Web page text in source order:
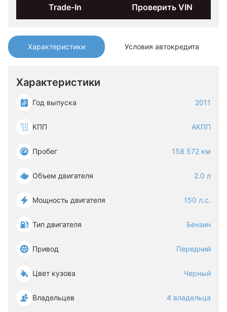
Характеристики Условия автокредита
Характеристики
Год выпуска 2011
КПП АКПП
Пробег 158 572 км
Объем двигателя 2.0 л
Мощность двигателя 150 л.с.
Тип двигателя Бензин
Привод Передний
Цвет кузова Черный
Владельцев 4 владельца
Trade-In Проверить VIN